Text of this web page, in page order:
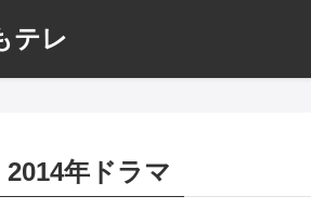
テレ
2014年ドラマ